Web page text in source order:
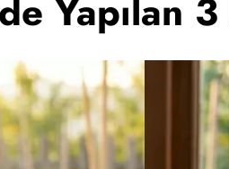
Yapılan